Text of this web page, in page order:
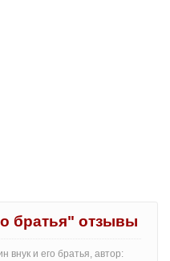
братья" отзывы
внук и его братья, автор: